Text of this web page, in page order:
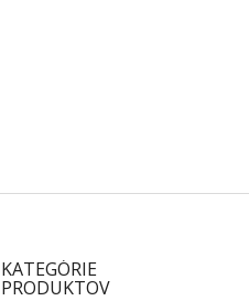
KATEGÓRIE
PRODUKTOV